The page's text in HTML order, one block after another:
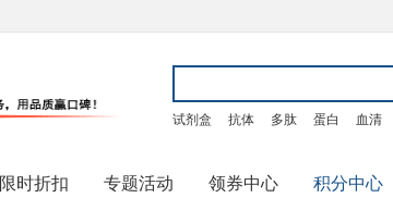
试剂盒 抗体 多肽 蛋白 血清
限时折扣 专题活动 领券中心 积分中心